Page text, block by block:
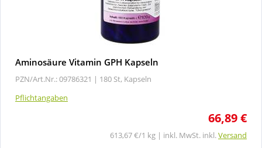
Aminosäure Vitamin GPH Kapseln
PZN/Art.Nr.: 09786321 | 180 St, Kapseln
Pflichtangaben
66,89 €
613,67 €/1 kg | inkl. MwSt. inkl.Versand